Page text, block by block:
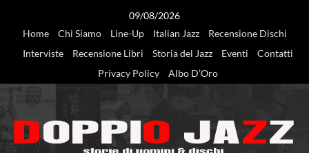
09/08/2026
Home
Chi Siamo Line-Up Italian Jazz
Recensione Dischi
Interviste
Recensione Libri Storia del Jazz Eventi
Contatti
Privacy Policy
Albo D’Oro